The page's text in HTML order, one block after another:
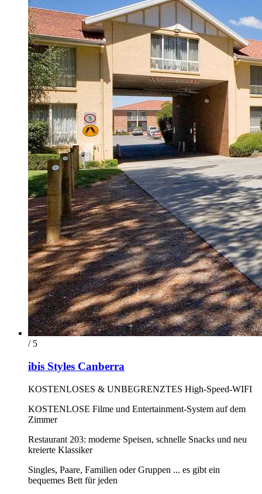
/ 5
ibis Styles Canberra
KOSTENLOSES & UNBEGRENZTES High-Speed-WIFI
KOSTENLOSE Filme und Entertainment-System auf dem
Zimmer
Restaurant 203: moderne Speisen, schnelle Snacks und neu
kreierte Klassiker
Singles, Paare, Familien oder Gruppen ... es gibt ein
bequemes Bett für jeden